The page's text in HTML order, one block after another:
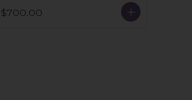
$700.00